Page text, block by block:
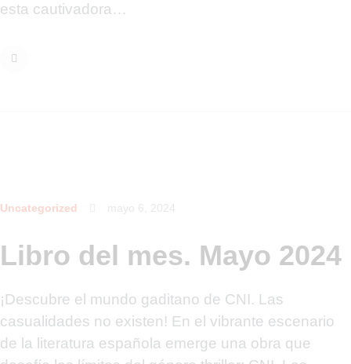
esta cautivadora…
Uncategorized mayo 6, 2024
Libro del mes. Mayo 2024
¡Descubre el mundo gaditano de CNI. Las
casualidades no existen! En el vibrante escenario
de la literatura española emerge una obra que